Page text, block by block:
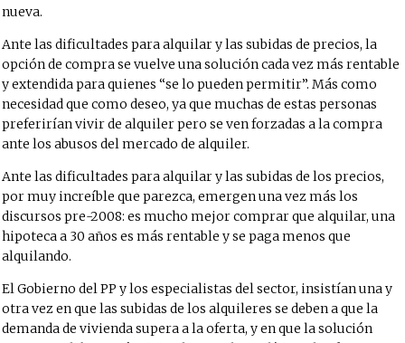
nueva.
Ante las dificultades para alquilar y las subidas de precios, la
opción de compra se vuelve una solución cada vez más rentable
y extendida para quienes “se lo pueden permitir”. Más como
necesidad que como deseo, ya que muchas de estas personas
preferirían vivir de alquiler pero se ven forzadas a la compra
ante los abusos del mercado de alquiler.
Ante las dificultades para alquilar y las subidas de los precios,
por muy increíble que parezca, emergen una vez más los
discursos pre-2008: es mucho mejor comprar que alquilar, una
hipoteca a 30 años es más rentable y se paga menos que
alquilando.
El Gobierno del PP y los especialistas del sector, insistían una y
otra vez en que las subidas de los alquileres se deben a que la
demanda de vivienda supera a la oferta, y en que la solución